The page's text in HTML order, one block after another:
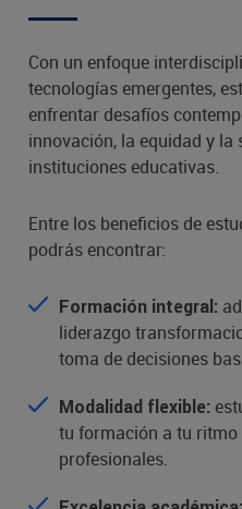
Con un enfoque
tecnologías emergentes,
enfrentar desafíos
innovación, la equidad y la
instituciones educativas.
Entre los beneficios de
podrás encontrar:
Formación integral:
liderazgo
toma de decisiones
Modalidad flexible:
tu formación a tu ritmo
profesionales.